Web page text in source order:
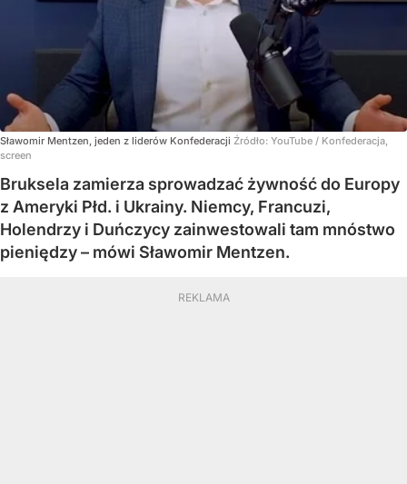
Sławomir Mentzen, jeden z liderów Konfederacji Źródło: YouTube / Konfederacja,
screen
Bruksela zamierza sprowadzać żywność do Europy
z Ameryki Płd. i Ukrainy. Niemcy, Francuzi,
Holendrzy i Duńczycy zainwestowali tam mnóstwo
pieniędzy – mówi Sławomir Mentzen.